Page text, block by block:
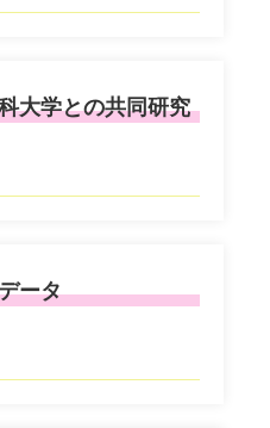
大学との共同研究
ータ